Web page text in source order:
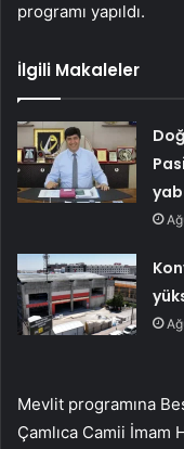
programı yapıldı.
İlgili Makaleler
Mevlit programına
Çamlıca Camii İmam